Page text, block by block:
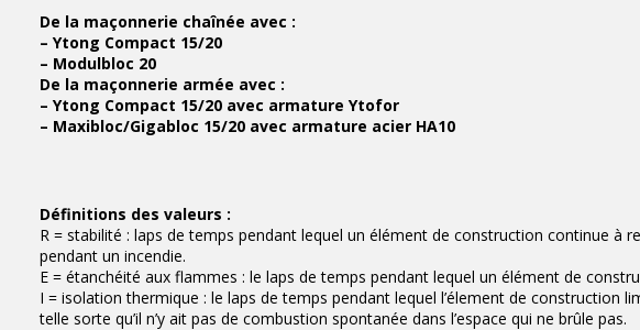
De la maçonnerie chaînée avec :
– Ytong Compact 15/20
– Modulbloc 20
De la maçonnerie armée avec :
– Ytong Compact 15/20 avec armature Ytofor
– Maxibloc/Gigabloc 15/20 avec armature acier HA10
Définitions des valeurs :
R = stabilité : laps de temps pendant lequel un élément de construction continue à
pendant un incendie.
E = étanchéité aux flammes : le laps de temps pendant lequel un élément de
I = isolation thermique : le laps de temps pendant lequel l’élement de construction
telle sorte qu’il n’y ait pas de combustion spontanée dans l’espace qui ne brûle pas.